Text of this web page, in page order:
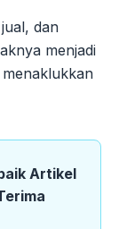
dan
menjadi
Artikel